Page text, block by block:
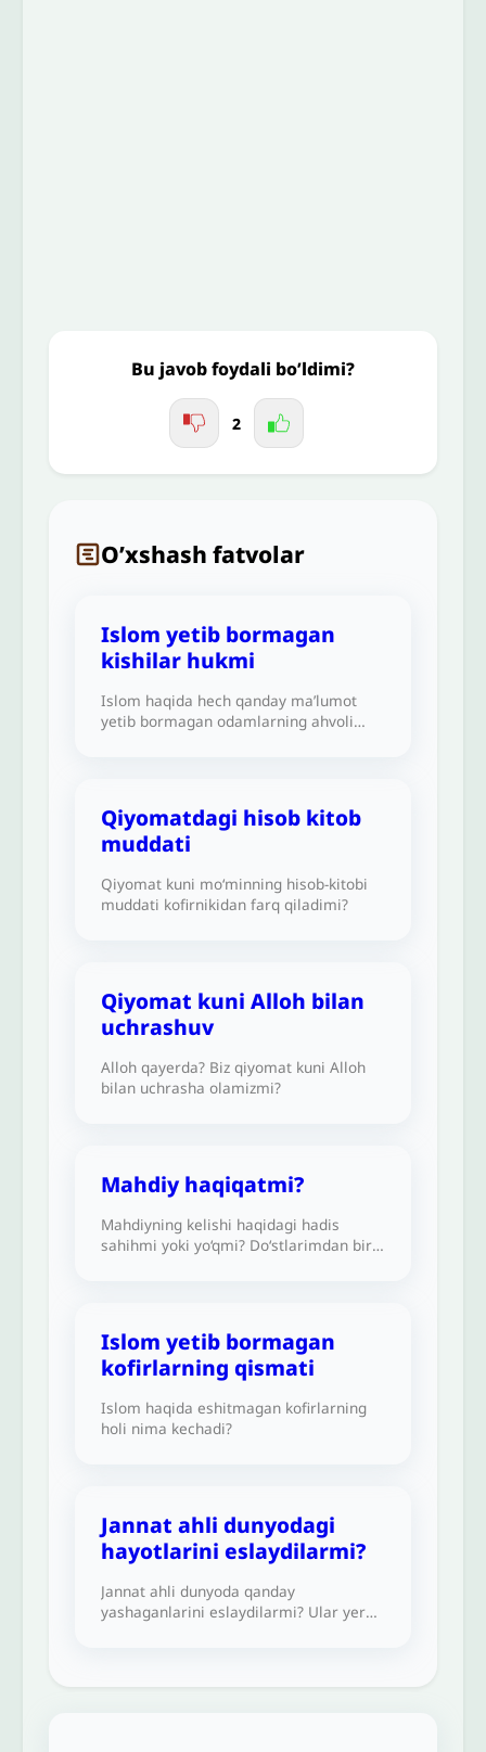
Bu javob foydali bo’ldimi?
2
O’xshash fatvolar
Islom yetib bormagan
kishilar hukmi
Islom haqida hech qanday ma’lumot
yetib bormagan odamlarning ahvoli
Qiyomatdagi hisob kitob
muddati
Qiyomat kuni mo‘minning hisob-kitobi
muddati kofirnikidan farq qiladimi?
Qiyomat kuni Alloh bilan
uchrashuv
Alloh qayerda? Biz qiyomat kuni Alloh
bilan uchrasha olamizmi?
Mahdiy haqiqatmi?
Mahdiyning kelishi haqidagi hadis
sahihmi yoki yo‘qmi? Do‘stlarimdan biri
Islom yetib bormagan
kofirlarning qismati
Islom haqida eshitmagan kofirlarning
holi nima kechadi?
Jannat ahli dunyodagi
hayotlarini eslaydilarmi?
Jannat ahli dunyoda qanday
yashaganlarini eslaydilarmi? Ular yer